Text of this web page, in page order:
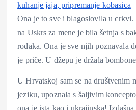
kuhanje jaja, pripremanje kobasica
Ona je to sve i blagoslovila u crkvi.
na Uskrs za mene je bila šetnja s
rođaka. Ona je sve njih poznavala
je priče. U džepu je držala
U Hrvatskoj sam se na društvenim
jeziku, upoznala s šaljivim